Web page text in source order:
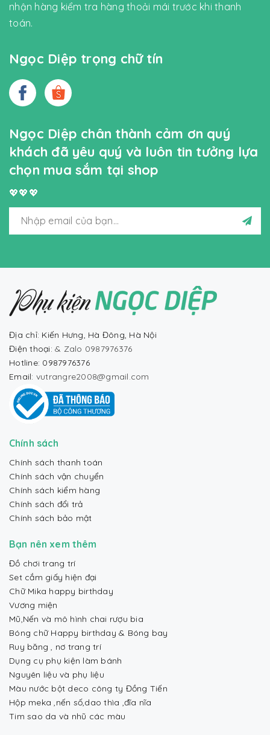
nhận hàng kiểm tra hàng thoải mái trước khi thanh
toán.
Ngọc Diệp trọng chữ tín
Ngọc Diệp chân thành cảm ơn quý
khách đã yêu quý và luôn tin tưởng lựa
chọn mua sắm tại shop
💖💖💖
Địa chỉ: Kiến Hưng, Hà Đông, Hà Nội
Điện thoại: & Zalo 0987976376
Hotline: 0987976376
Email: vutrangre2008@gmail.com
Chính sách
Chính sách thanh toán
Chính sách vận chuyển
Chính sách kiểm hàng
Chính sách đổi trả
Chính sách bảo mật
Bạn nên xem thêm
Đồ chơi trang trí
Set cắm giấy hiện đại
Chữ Mika happy birthday
Vương miện
Mũ,Nến và mô hình chai rượu bia
Bóng chữ Happy birthday & Bóng bay
Ruy băng , nơ trang trí
Dụng cụ phụ kiện làm bánh
Nguyên liệu và phụ liệu
Màu nước bột deco công ty Đồng Tiến
Hộp meka ,nến số,dao thìa ,đĩa nĩa
Tim sao da và nhũ các màu